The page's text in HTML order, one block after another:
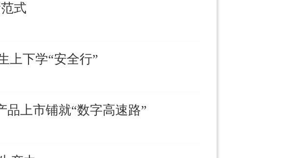
式
上下学“安全行”
上市铺就“数字高速路”